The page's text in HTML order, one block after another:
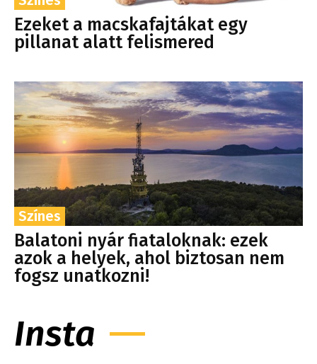
Ezeket a macskafajtákat egy
pillanat alatt felismered
Színes
Balatoni nyár fiataloknak: ezek
azok a helyek, ahol biztosan nem
fogsz unatkozni!
Insta